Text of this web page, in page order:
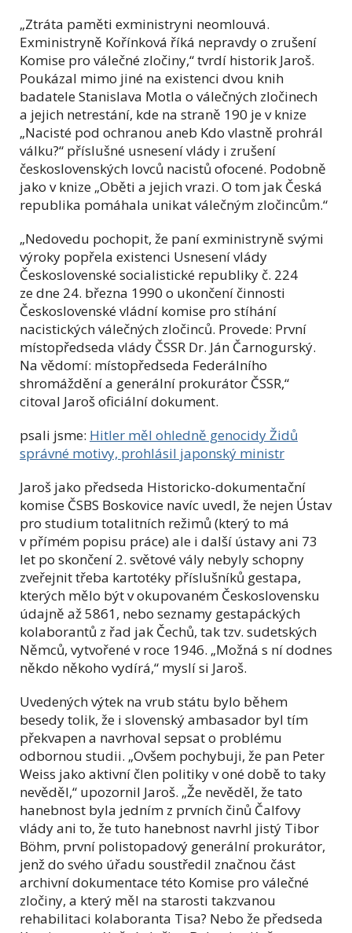
„Ztráta paměti exministryni neomlouvá.
Exministryně Kořínková říká nepravdy o zrušení
Komise pro válečné zločiny,“ tvrdí historik Jaroš.
Poukázal mimo jiné na existenci dvou knih
badatele Stanislava Motla o válečných zločinech
a jejich netrestání, kde na straně 190 je v knize
„Nacisté pod ochranou aneb Kdo vlastně prohrál
válku?“ příslušné usnesení vlády i zrušení
československých lovců nacistů ofocené. Podobně
jako v knize „Oběti a jejich vrazi. O tom jak Česká
republika pomáhala unikat válečným zločincům.“
„Nedovedu pochopit, že paní exministryně svými
výroky popřela existenci Usnesení vlády
Československé socialistické republiky č. 224
ze dne 24. března 1990 o ukončení činnosti
Československé vládní komise pro stíhání
nacistických válečných zločinců. Provede: První
místopředseda vlády ČSSR Dr. Ján Čarnogurský.
Na vědomí: místopředseda Federálního
shromáždění a generální prokurátor ČSSR,“
citoval Jaroš oficiální dokument.
psali jsme: Hitler měl ohledně genocidy Židů
správné motivy, prohlásil japonský ministr
Jaroš jako předseda Historicko-dokumentační
komise ČSBS Boskovice navíc uvedl, že nejen Ústav
pro studium totalitních režimů (který to má
v přímém popisu práce) ale i další ústavy ani 73
let po skončení 2. světové vály nebyly schopny
zveřejnit třeba kartotéky příslušníků gestapa,
kterých mělo být v okupovaném Československu
údajně až 5861, nebo seznamy gestapáckých
kolaborantů z řad jak Čechů, tak tzv. sudetských
Němců, vytvořené v roce 1946. „Možná s ní dodnes
někdo někoho vydírá,“ myslí si Jaroš.
Uvedených výtek na vrub státu bylo během
besedy tolik, že i slovenský ambasador byl tím
překvapen a navrhoval sepsat o problému
odbornou studii. „Ovšem pochybuji, že pan Peter
Weiss jako aktivní člen politiky v oné době to taky
nevěděl,“ upozornil Jaroš. „Že nevěděl, že tato
hanebnost byla jedním z prvních činů Čalfovy
vlády ani to, že tuto hanebnost navrhl jistý Tibor
Böhm, první polistopadový generální prokurátor,
jenž do svého úřadu soustředil značnou část
archivní dokumentace této Komise pro válečné
zločiny, a který měl na starosti takzvanou
rehabilitaci kolaboranta Tisa? Nebo že předseda